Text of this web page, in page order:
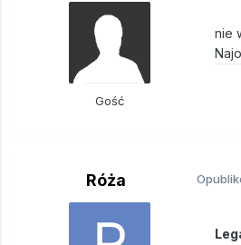
Gość
nie
Róża